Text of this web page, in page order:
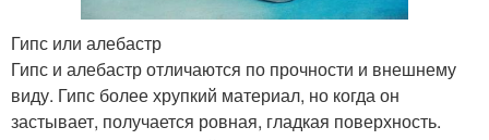
Гипс или алебастр
Гипс и алебастр отличаются по прочности и внешнему
виду. Гипс более хрупкий материал, но когда он
застывает, получается ровная, гладкая поверхность.